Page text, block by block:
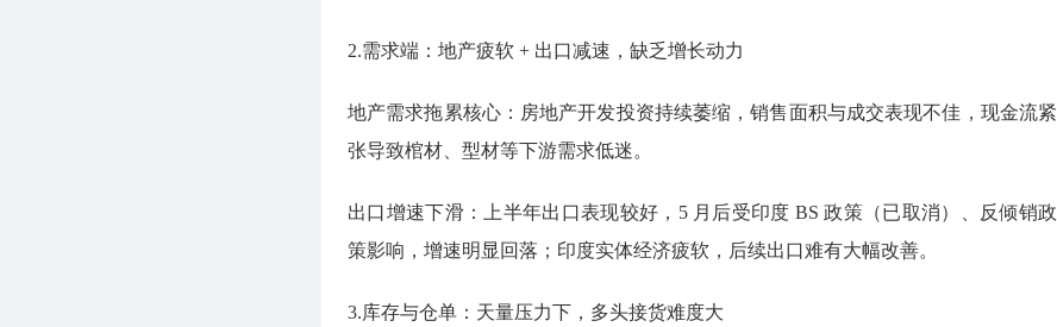
2.需求端：地产疲软 + 出口减速，缺乏增长动力
地产需求拖累核心：房地产开发投资持续萎缩，销售面积与成交表现不佳，现金流紧
张导致棺材、型材等下游需求低迷。
出口增速下滑：上半年出口表现较好，5 月后受印度 BS 政策（已取消）、反倾销政
策影响，增速明显回落；印度实体经济疲软，后续出口难有大幅改善。
3.库存与仓单：天量压力下，多头接货难度大